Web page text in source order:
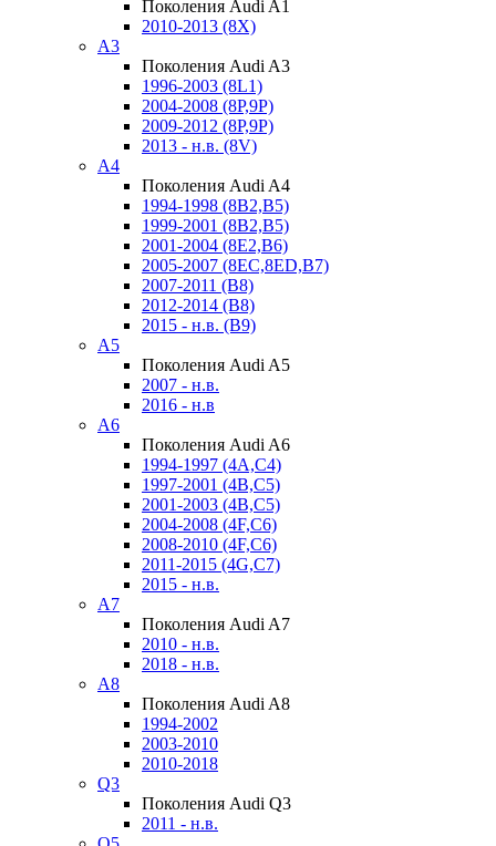
Поколения Audi A1
2010-2013 (8X)
A3
Поколения Audi A3
1996-2003 (8L1)
2004-2008 (8P,9P)
2009-2012 (8P,9P)
2013 - н.в. (8V)
A4
Поколения Audi A4
1994-1998 (8B2,B5)
1999-2001 (8B2,B5)
2001-2004 (8E2,B6)
2005-2007 (8EC,8ED,B7)
2007-2011 (B8)
2012-2014 (B8)
2015 - н.в. (B9)
A5
Поколения Audi A5
2007 - н.в.
2016 - н.в
A6
Поколения Audi A6
1994-1997 (4A,C4)
1997-2001 (4B,C5)
2001-2003 (4B,C5)
2004-2008 (4F,C6)
2008-2010 (4F,C6)
2011-2015 (4G,C7)
2015 - н.в.
A7
Поколения Audi A7
2010 - н.в.
2018 - н.в.
A8
Поколения Audi A8
1994-2002
2003-2010
2010-2018
Q3
Поколения Audi Q3
2011 - н.в.